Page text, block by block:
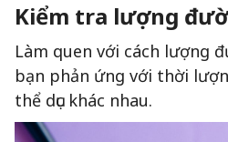
Kiểm tra lượng
Làm quen với cách lượng
bạn phản ứng với thời
thể dục khác nhau.